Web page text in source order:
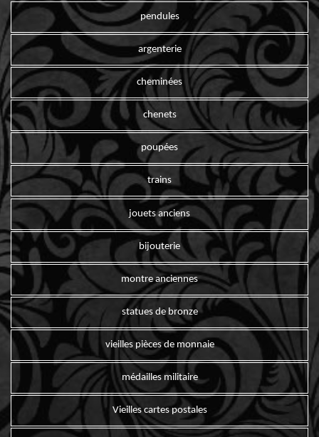
pendules
argenterie
cheminées
chenets
poupées
trains
jouets anciens
bijouterie
montre anciennes
statues de bronze
vieilles pièces de monnaie
médailles militaire
Vieilles cartes postales